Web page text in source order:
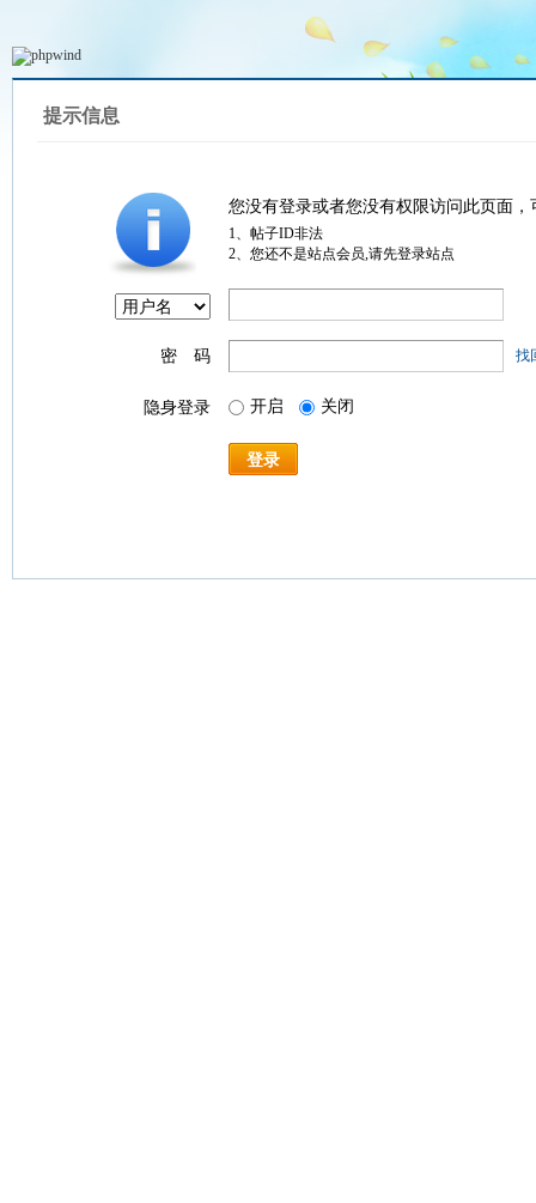
提示信息
您没有登录或者您没有权限访问此页面
1、帖子ID非法
2、您还不是站点会员,请先登录站点
密 码 找
隐身登录 开启 关闭
登录